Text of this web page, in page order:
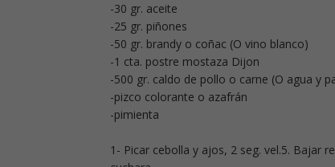
-30 gr. aceite
-25 gr. piñones
-50 gr. brandy o coñac (O vino blanco)
-1 cta. postre mostaza Dijon
-500 gr. caldo de pollo o carne (O agua y
-pizco colorante o azafrán
-pimienta
1- Picar cebolla y ajos, 2 seg. vel.5. Bajar